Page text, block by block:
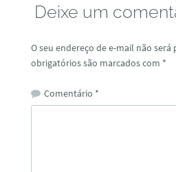
Deixe um
O seu endereço de e-mail não será
obrigatórios são marcados com *
Comentário *